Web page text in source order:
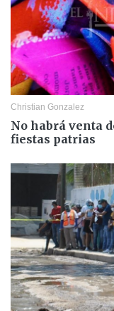
Christian Gonzalez
No habrá venta
fiestas patrias